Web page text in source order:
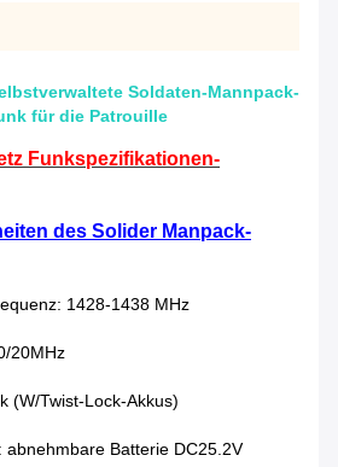
Soldaten-Mannpack-
für die Patrouille
Funkspezifikationen-
des Solider Manpack-
1428-1438 MHz
20MHz
(W/Twist-Lock-Akkus)
abnehmbare Batterie DC25.2V